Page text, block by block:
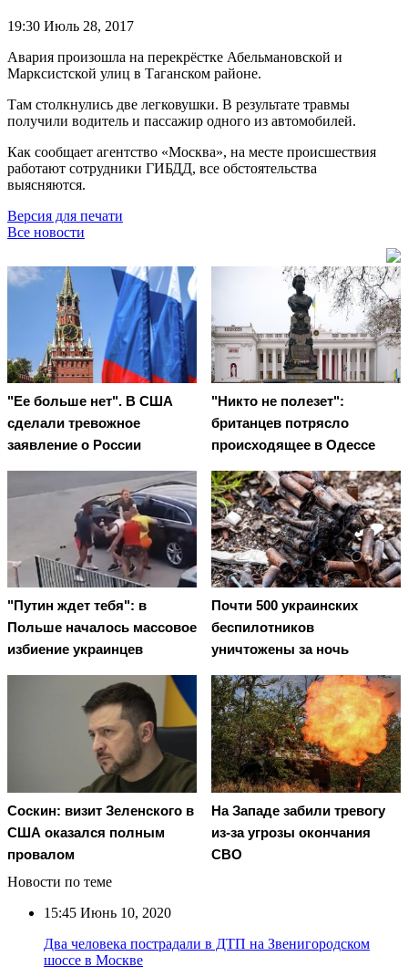
19:30 Июль 28, 2017
Авария произошла на перекрёстке Абельмановской и
Марксистской улиц в Таганском районе.
Там столкнулись две легковушки. В результате травмы
получили водитель и пассажир одного из автомобилей.
Как сообщает агентство «Москва», на месте происшествия
работают сотрудники ГИБДД, все обстоятельства
выясняются.
Версия для печати
Все новости
"Ее больше нет". В США
сделали тревожное
заявление о России
"Никто не полезет":
британцев потрясло
происходящее в Одессе
"Путин ждет тебя": в
Польше началось массовое
избиение украинцев
Почти 500 украинских
беспилотников
уничтожены за ночь
Соскин: визит Зеленского в
США оказался полным
провалом
На Западе забили тревогу
из-за угрозы окончания
СВО
Новости по теме
15:45 Июнь 10, 2020
Два человека пострадали в ДТП на Звенигородском
шоссе в Москве